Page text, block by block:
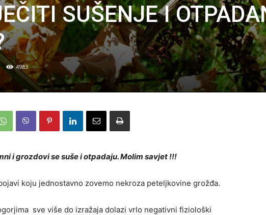
SUŠENJE I
4983
i grozdovi se suše i otpadaju. Molim savjet !!!
koju jednostavno zovemo nekroza peteljkovine grožđa.
sve više do izražaja dolazi vrlo negativni fiziološki